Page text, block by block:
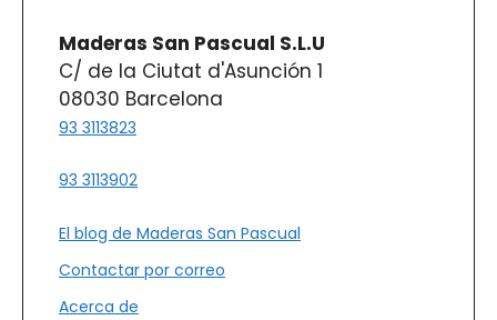
Maderas San Pascual S.L.U
C/ de la Ciutat d'Asunción 1
08030 Barcelona
93 3113823
93 3113902
El blog de Maderas San Pascual
Contactar por correo
Acerca de